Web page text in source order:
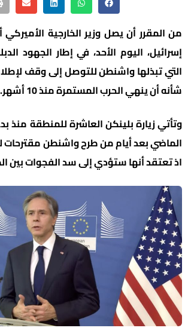
من المقرر أن يصل وزير الخارجية الأميركي
إسرائيل، اليوم الأحد، في إطار الجهود
التي تبذلها واشنطن للتوصل إلى وقف
شأنه أن ينهي الحرب المستمرة منذ 10 أشهر.
وتأتي زيارة بلينكن العاشرة للمنطقة منذ
الماضي بعد أيام من طرح واشنطن مقترحات
اذ تعتقد أنها ستؤدي إلى سد الفجوات بين